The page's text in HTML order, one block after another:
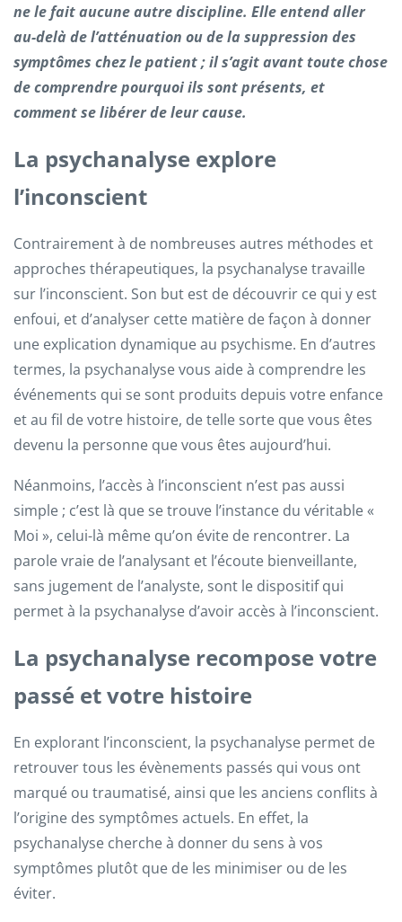
ne le fait aucune autre discipline. Elle entend aller
au-delà de l’atténuation ou de la suppression des
symptômes chez le patient ; il s’agit avant toute chose
de comprendre pourquoi ils sont présents, et
comment se libérer de leur cause.
La psychanalyse explore
l’inconscient
Contrairement à de nombreuses autres méthodes et
approches thérapeutiques, la psychanalyse travaille
sur l’inconscient. Son but est de découvrir ce qui y est
enfoui, et d’analyser cette matière de façon à donner
une explication dynamique au psychisme. En d’autres
termes, la psychanalyse vous aide à comprendre les
événements qui se sont produits depuis votre enfance
et au fil de votre histoire, de telle sorte que vous êtes
devenu la personne que vous êtes aujourd’hui.
Néanmoins, l’accès à l’inconscient n’est pas aussi
simple ; c’est là que se trouve l’instance du véritable «
Moi », celui-là même qu’on évite de rencontrer. La
parole vraie de l’analysant et l’écoute bienveillante,
sans jugement de l’analyste, sont le dispositif qui
permet à la psychanalyse d’avoir accès à l’inconscient.
La psychanalyse recompose votre
passé et votre histoire
En explorant l’inconscient, la psychanalyse permet de
retrouver tous les évènements passés qui vous ont
marqué ou traumatisé, ainsi que les anciens conflits à
l’origine des symptômes actuels. En effet, la
psychanalyse cherche à donner du sens à vos
symptômes plutôt que de les minimiser ou de les
éviter.